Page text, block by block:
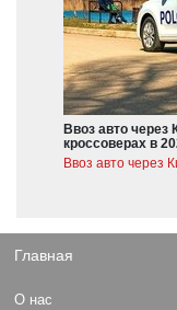
Ввоз авто через
кроссоверах в
Ввоз авто через
Главная
О нас